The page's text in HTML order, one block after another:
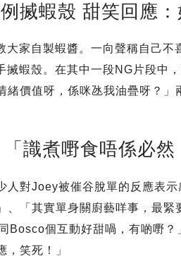
搣蝦殼 甜笑回應
大家自製蝦醬。一向聲稱自己不
搣蝦殼。在其中一段NG片段中
緒價值呀，係咪氹我油疊呀？
識煮嘢食唔係必然
人對Joey被催谷脫單的反應表
、「其實單身關廚藝咩事，最緊
Bosco個互動好甜喎，有啲嘢？
，笑死！」